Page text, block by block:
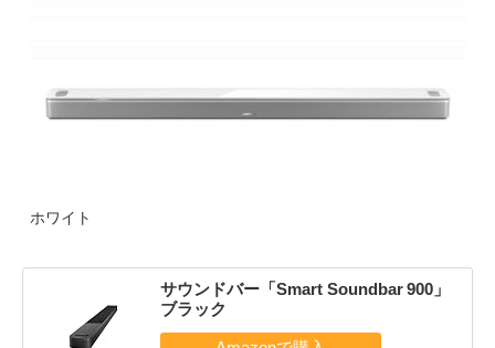
ホワイト
サウンドバー「Smart Soundbar 900」
ブラック